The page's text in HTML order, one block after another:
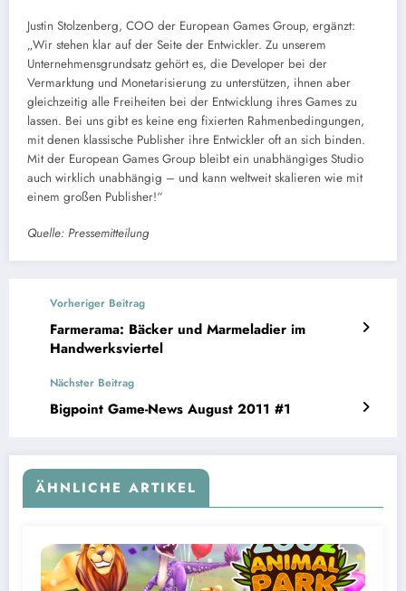
Justin Stolzenberg, COO der European Games Group, ergänzt:
„Wir stehen klar auf der Seite der Entwickler. Zu unserem
Unternehmensgrundsatz gehört es, die Developer bei der
Vermarktung und Monetarisierung zu unterstützen, ihnen aber
gleichzeitig alle Freiheiten bei der Entwicklung ihres Games zu
lassen. Bei uns gibt es keine eng fixierten Rahmenbedingungen,
mit denen klassische Publisher ihre Entwickler oft an sich binden.
Mit der European Games Group bleibt ein unabhängiges Studio
auch wirklich unabhängig – und kann weltweit skalieren wie mit
einem großen Publisher!“
Quelle: Pressemitteilung
Vorheriger Beitrag
Farmerama: Bäcker und Marmeladier im
Handwerksviertel
Nächster Beitrag
Bigpoint Game-News August 2011 #1
ÄHNLICHE ARTIKEL